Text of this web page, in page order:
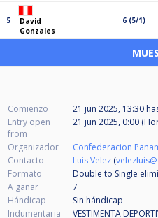
5
David
Gonzales
6 (5/1)
Comienzo 21 jun 2025, 13:30
Entry open
from
21 jun 2025, 0:00
Organizador
Confederacion
Contacto
Luis Velez (
Formato
Double to Single
A ganar
7
Hándicap
Sin hándicap
Indumentaria
VESTIMENTA